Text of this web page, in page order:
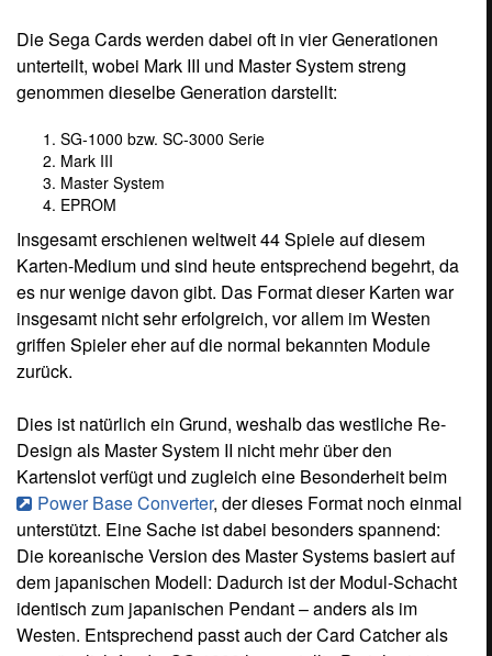
Die Sega Cards werden dabei oft in vier Generationen
unterteilt, wobei Mark III und Master System streng
genommen dieselbe Generation darstellt:
SG-1000 bzw. SC-3000 Serie
Mark III
Master System
EPROM
Insgesamt erschienen weltweit 44 Spiele auf diesem
Karten-Medium und sind heute entsprechend begehrt, da
es nur wenige davon gibt. Das Format dieser Karten war
insgesamt nicht sehr erfolgreich, vor allem im Westen
griffen Spieler eher auf die normal bekannten Module
zurück.
Dies ist natürlich ein Grund, weshalb das westliche Re-
Design als Master System II nicht mehr über den
Kartenslot verfügt und zugleich eine Besonderheit beim
Power Base Converter, der dieses Format noch einmal
unterstützt. Eine Sache ist dabei besonders spannend:
Die koreanische Version des Master Systems basiert auf
dem japanischen Modell: Dadurch ist der Modul-Schacht
identisch zum japanischen Pendant – anders als im
Westen. Entsprechend passt auch der Card Catcher als